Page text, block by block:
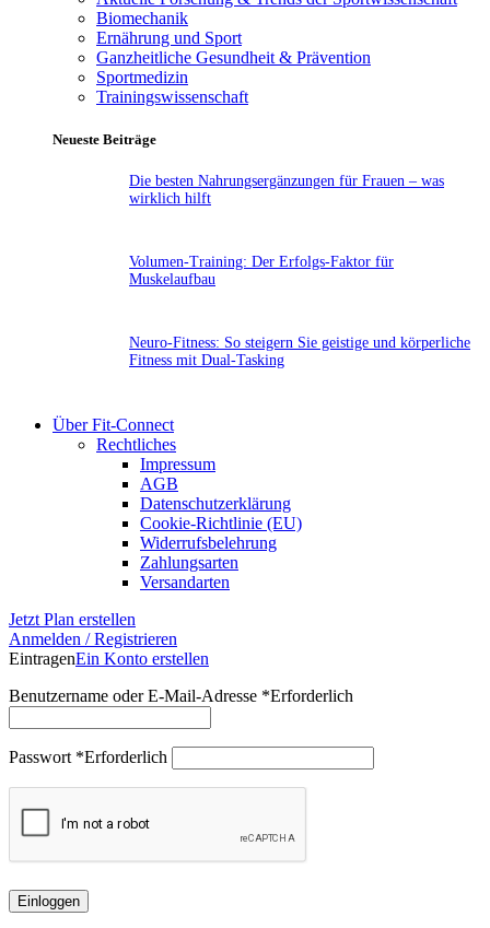
Biomechanik
Ernährung und Sport
Ganzheitliche Gesundheit & Prävention
Sportmedizin
Trainingswissenschaft
Neueste Beiträge
Die besten Nahrungsergänzungen für Frauen – was
wirklich hilft
Volumen-Training: Der Erfolgs-Faktor für
Muskelaufbau
Neuro-Fitness: So steigern Sie geistige und körperliche
Fitness mit Dual-Tasking
Über Fit-Connect
Rechtliches
Impressum
AGB
Datenschutzerklärung
Cookie-Richtlinie (EU)
Widerrufsbelehrung
Zahlungsarten
Versandarten
Jetzt Plan erstellen
Anmelden / Registrieren
EintragenEin Konto erstellen
Benutzername oder E-Mail-Adresse *Erforderlich
Passwort *Erforderlich
Einloggen